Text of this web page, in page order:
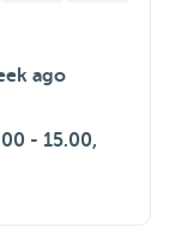
ago
- 15.00,